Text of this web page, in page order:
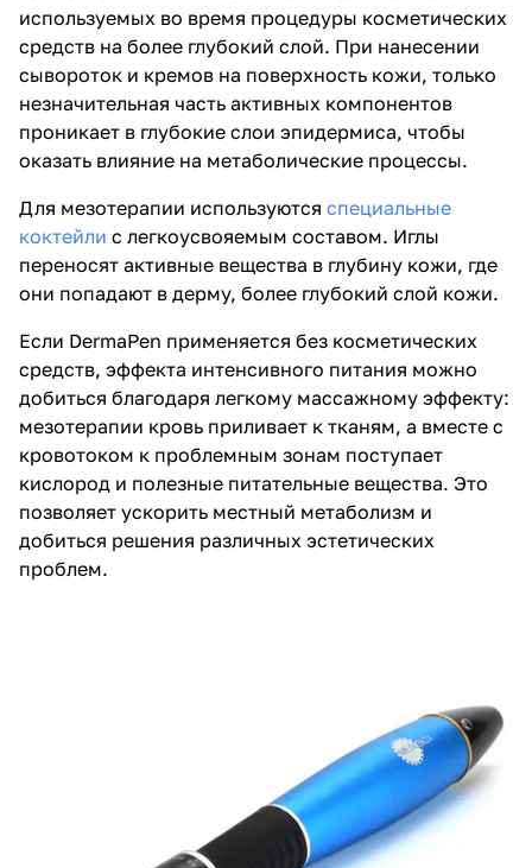
используемых во время процедуры косметических
средств на более глубокий слой. При нанесении
сывороток и кремов на поверхность кожи, только
незначительная часть активных компонентов
проникает в глубокие слои эпидермиса, чтобы
оказать влияние на метаболические процессы.
Для мезотерапии используются специальные
коктейли с легкоусвояемым составом. Иглы
переносят активные вещества в глубину кожи, где
они попадают в дерму, более глубокий слой кожи.
Если DermaPen применяется без косметических
средств, эффекта интенсивного питания можно
добиться благодаря легкому массажному эффекту:
мезотерапии кровь приливает к тканям, а вместе с
кровотоком к проблемным зонам поступает
кислород и полезные питательные вещества. Это
позволяет ускорить местный метаболизм и
добиться решения различных эстетических
проблем.